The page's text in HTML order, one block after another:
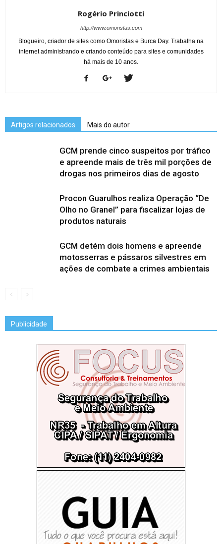
Rogério Princiotti
http://www.omoristas.com
Blogueiro, criador de sites como Omoristas e Burca Day. Trabalha na
internet administrando e criando conteúdo para sites e comunidades
há mais de 10 anos.
Artigos relacionados Mais do autor
GCM prende cinco suspeitos por tráfico
e apreende mais de três mil porções de
drogas nos primeiros dias de agosto
Procon Guarulhos realiza Operação “De
Olho no Granel” para fiscalizar lojas de
produtos naturais
GCM detém dois homens e apreende
motosserras e pássaros silvestres em
ações de combate a crimes ambientais
Publicidade